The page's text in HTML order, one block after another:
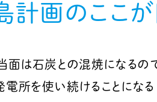
計画のここが
面は石炭との混焼になるの
所を使い続けることになる